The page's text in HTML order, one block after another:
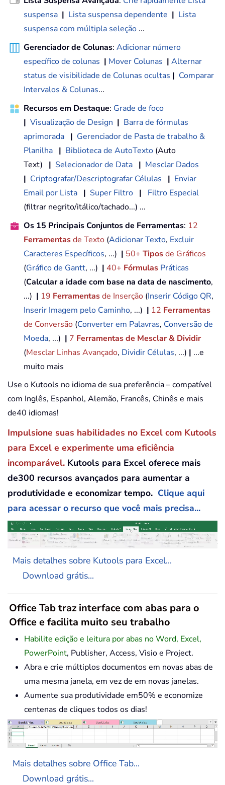
suspensa | Lista suspensa dependente | Lista
suspensa com múltipla seleção ...
Gerenciador de Colunas: Adicionar número
específico de colunas | Mover Colunas | Alternar
status de visibilidade de Colunas ocultas | Comparar
Intervalos & Colunas...
Recursos em Destaque: Grade de foco
| Visualização de Design | Barra de fórmulas
aprimorada | Gerenciador de Pasta de trabalho &
Planilha | Biblioteca de AutoTexto (Auto
Text) | Selecionador de Data | Mesclar Dados
| Criptografar/Descriptografar Células | Enviar
Email por Lista | Super Filtro |
Filtro Especial
(filtrar negrito/itálico/tachado...) ...
Os 15 Principais Conjuntos de Ferramentas: 12
Ferramentasde Texto (Adicionar Texto, Excluir
Caracteres Específicos, ...) | 50+ Tiposde Gráficos
(Gráfico de Gantt, ...) | 40+ Fórmulas Práticas
(Calcular a idade com base na data de nascimento,
...) | 19 Ferramentasde Inserção (Inserir Código QR,
Inserir Imagem pelo Caminho, ...) | 12 Ferramentas
de Conversão (Converter em Palavras, Conversão de
Moeda, ...) | 7 Ferramentas de Mesclar & Dividir
(Mesclar Linhas Avançado, Dividir Células, ...) | ...e
muito mais
Use o Kutools no idioma de sua preferência – compatível
com Inglês, Espanhol, Alemão, Francês, Chinês e mais
de40 idiomas!
Impulsione suas habilidades no Excel com Kutools
para Excel e experimente uma eficiência
incomparável. Kutools para Excel oferece mais
de300 recursos avançados para aumentar a
produtividade e economizar tempo. Clique aqui
para acessar o recurso que você mais precisa...
Mais detalhes sobre Kutools para Excel...
Download grátis...
Office Tab traz interface com abas para o
Office e facilita muito seu trabalho
Habilite edição e leitura por abas no Word, Excel,
PowerPoint, Publisher, Access, Visio e Project.
Abra e crie múltiplos documentos em novas abas de
uma mesma janela, em vez de em novas janelas.
Aumente sua produtividade em50% e economize
centenas de cliques todos os dias!
Mais detalhes sobre Office Tab...
Download grátis...